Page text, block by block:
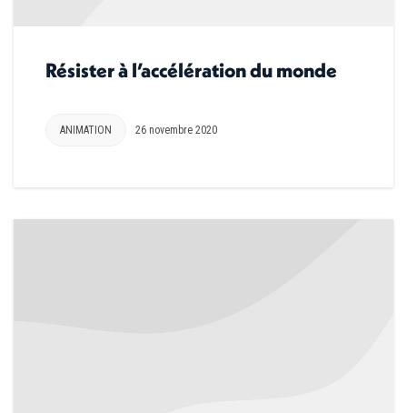
Résister à l’accélération du monde
ANIMATION 26 novembre 2020